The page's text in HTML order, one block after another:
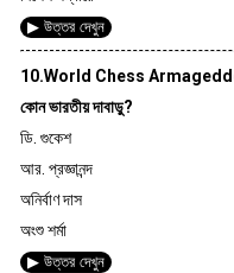
▶ উত্তর দেখুন
10.World Chess
কোন ভারতীয় দাবাড়ু?
ডি. গুকেশ
আর. প্রজ্ঞানন্দ
অনির্বাণ দাস
অংশু শর্মা
▶ উত্তর দেখুন